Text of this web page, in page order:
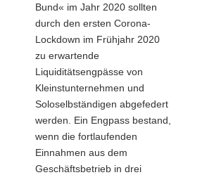
Bund« im Jahr 2020 sollten
durch den ersten Corona-
Lockdown im Frühjahr 2020
zu erwartende
Liquiditätsengpässe von
Kleinstunternehmen und
Soloselbständigen abgefedert
werden. Ein Engpass bestand,
wenn die fortlaufenden
Einnahmen aus dem
Geschäftsbetrieb in drei